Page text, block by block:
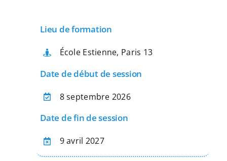
Bilan de Compétences
Notre Réseau
Lieu de formation
École Estienne, Paris 13
Date de début de session
8 septembre 2026
Date de fin de session
9 avril 2027